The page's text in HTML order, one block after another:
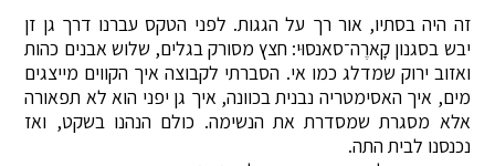
זה היה בסתיו, אור רך על הגגות. לפני הטקס עברנו דרך גן זן
יבש בסגנון קָארֶה־סאנסוּי: חצץ מסורק בגלים, שלוש אבנים כהות
ואזוב ירוק שמדלג כמו אי. הסברתי לקבוצה איך הקווים מייצגים
מים, איך האסימטריה נבנית בכוונה, איך גן יפני הוא לא תפאורה
אלא מסגרת שמסדרת את הנשימה. כולם הנהנו בשקט, ואז
נכנסנו לבית התה.